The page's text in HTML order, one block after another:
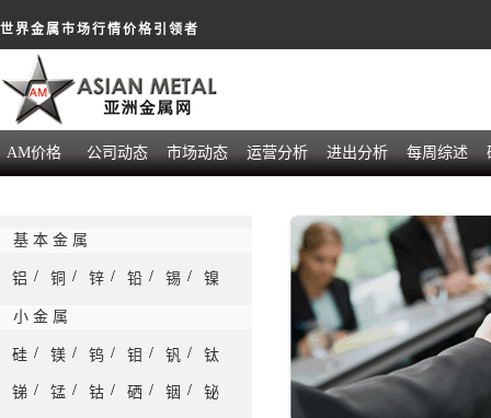
世界金属市场行情价格引领者
AM价格 公司动态 市场动态 运营分析 进出分析 每周综述
基 本 金 属
铝 / 铜 / 锌 / 铅 / 锡 / 镍
小 金 属
硅 / 镁 / 钨 / 钼 / 钒 / 钛
锑 / 锰 / 钴 / 硒 / 铟 / 铋